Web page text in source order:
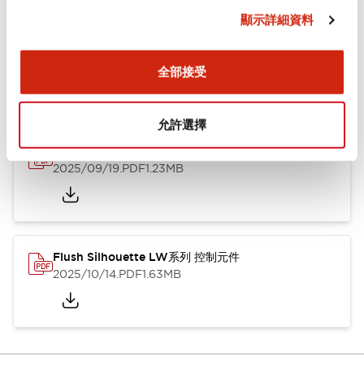
顯示詳細資料
全部接受
允許選擇
Flush Silhouette LW系列 控制元件 (英文版)
2025/09/19.PDF1.23MB
Flush Silhouette LW系列 控制元件
2025/10/14.PDF1.63MB